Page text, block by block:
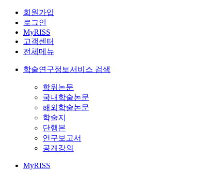
회원가입
로그인
MyRISS
고객센터
전체메뉴
학술연구정보서비스 검색
학위논문
국내학술논문
해외학술논문
학술지
단행본
연구보고서
공개강의
MyRISS